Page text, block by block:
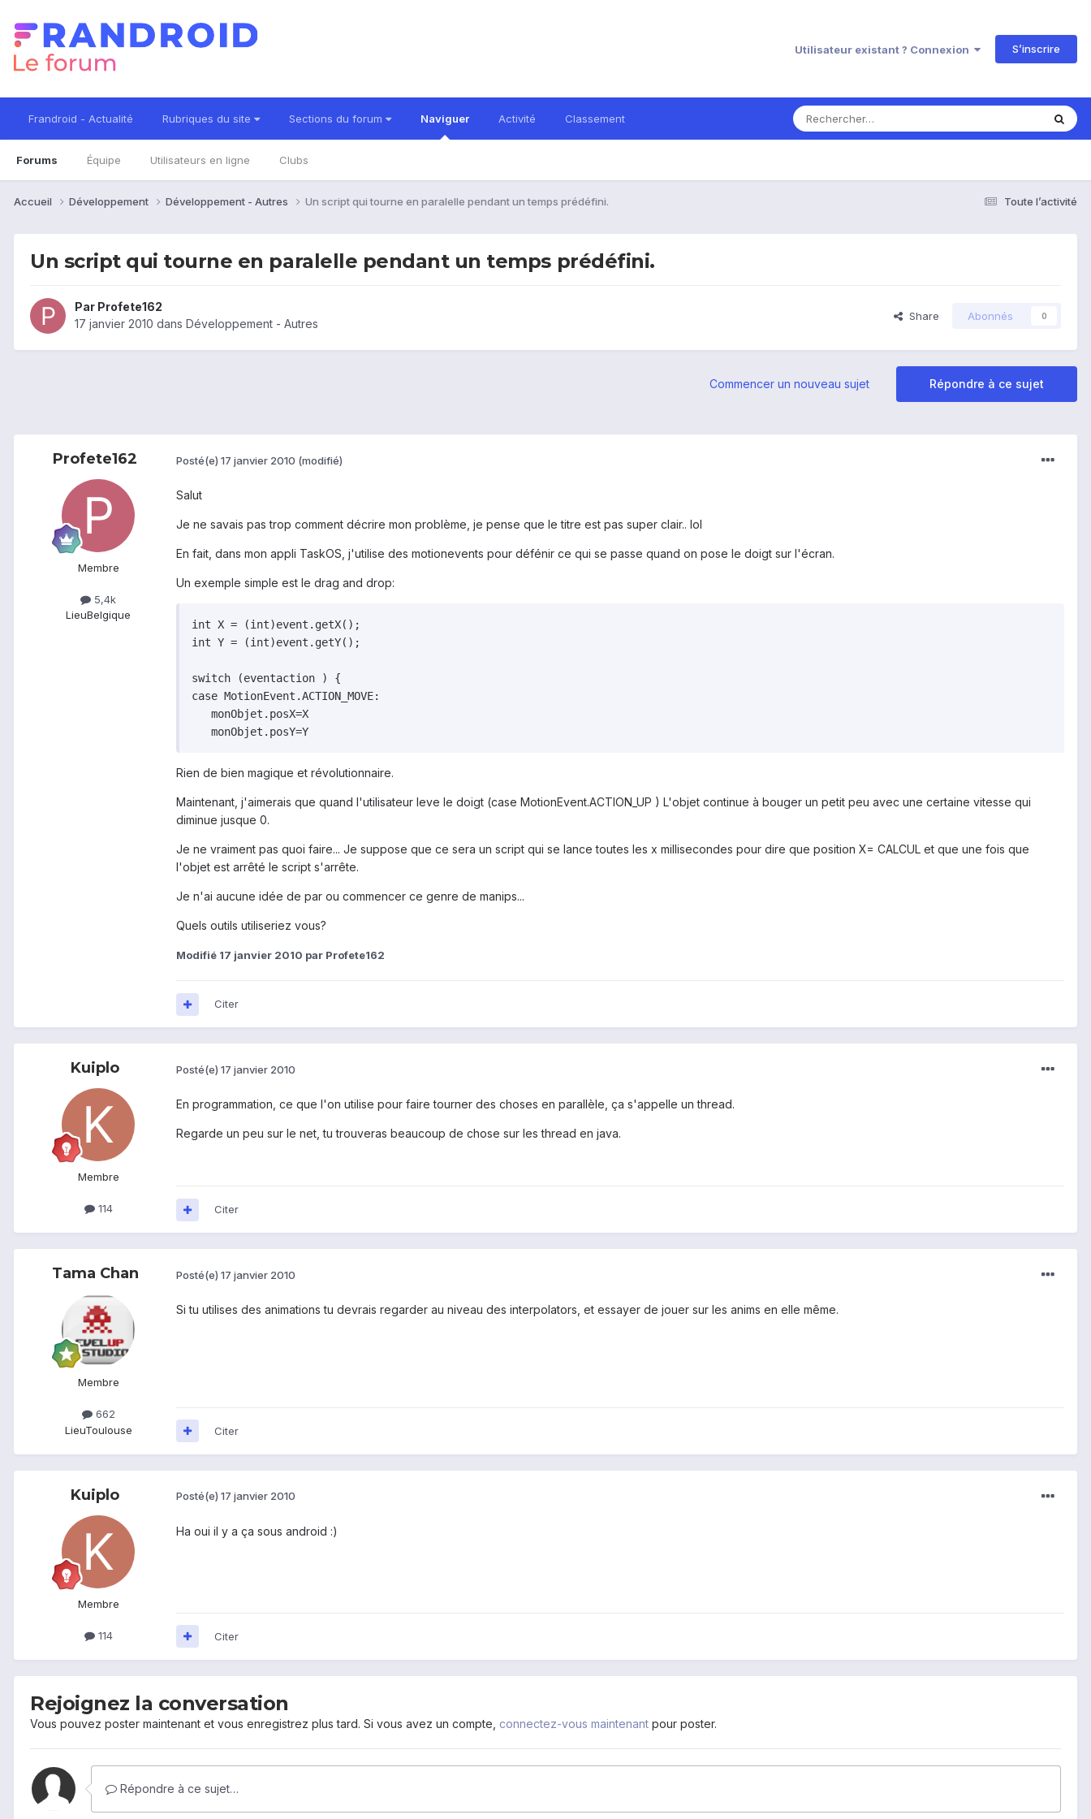
Utilisateur existant ? Connexion S’inscrire
Frandroid - Actualité Rubriques du site Sections du forum Naviguer
Forums Équipe Utilisateurs en ligne Clubs
Activité Classement
Toute l’activité
Accueil Développement Développement - Autres Un script qui tourne en paralelle pendant un temps prédéfini.
Un script qui tourne en paralelle pendant un temps prédéfini.
Par Profete162
17 janvier 2010 dans Développement - Autres
Share Abonnés 0
Répondre à ce sujet
Commencer un nouveau sujet
Profete162
Membre
5,4k
LieuBelgique
Posté(e) 17 janvier 2010 (modifié)
Salut
Je ne savais pas trop comment décrire mon problème, je pense que le titre est pas super clair.. lol
En fait, dans mon appli TaskOS, j'utilise des motionevents pour défénir ce qui se passe quand on pose le doigt sur l'écran.
Un exemple simple est le drag and drop:
int X = (int)event.getX();
int Y = (int)event.getY();
switch (eventaction ) {
case MotionEvent.ACTION_MOVE:
   monObjet.posX=X
   monObjet.posY=Y
Rien de bien magique et révolutionnaire.
Maintenant, j'aimerais que quand l'utilisateur leve le doigt (case MotionEvent.ACTION_UP ) L'objet continue à bouger un petit peu avec une certaine vitesse qui
diminue jusque 0.
Je ne vraiment pas quoi faire... Je suppose que ce sera un script qui se lance toutes les x millisecondes pour dire que position X= CALCUL et que une fois que
l'objet est arrêté le script s'arrête.
Je n'ai aucune idée de par ou commencer ce genre de manips...
Quels outils utiliseriez vous?
Modifié 17 janvier 2010 par Profete162
Citer
Kuiplo
Membre
114
Posté(e) 17 janvier 2010
En programmation, ce que l'on utilise pour faire tourner des choses en parallèle, ça s'appelle un thread.
Regarde un peu sur le net, tu trouveras beaucoup de chose sur les thread en java.
Citer
Tama Chan
Membre
662
LieuToulouse
Posté(e) 17 janvier 2010
Si tu utilises des animations tu devrais regarder au niveau des interpolators, et essayer de jouer sur les anims en elle même.
Citer
Kuiplo
Membre
114
Posté(e) 17 janvier 2010
Ha oui il y a ça sous android :)
Citer
Rejoignez la conversation
Vous pouvez poster maintenant et vous enregistrez plus tard. Si vous avez un compte, connectez-vous maintenant pour poster.
Répondre à ce sujet…